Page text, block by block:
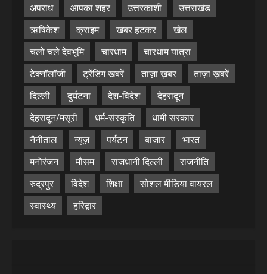
अपराध
आपका शहर उत्तरकाशी
उत्तराखंड
ऋषिकेश
क्राइम खबर हटकर
खेल
चलो चले देवभूमि
चारधाम
चारधाम यात्रा
टेक्नॉलॉजी
ट्रेंडिंग खबरें ताज़ा ख़बर
ताज़ा ख़बरें
दिल्ली
दुर्घटना देश-विदेश
देहरादून
देहरादून/मसूरी
धर्म-संस्कृति
धामी सरकार
नैनीताल
न्यूज़ पर्यटन बाजार
भारत
मनोरंजन
मौसम राजधानी दिल्ली
राजनीति
रुद्रपुर
विदेश शिक्षा
सोशल मीडिया वायरल
स्वास्थ्य
हरिद्वार